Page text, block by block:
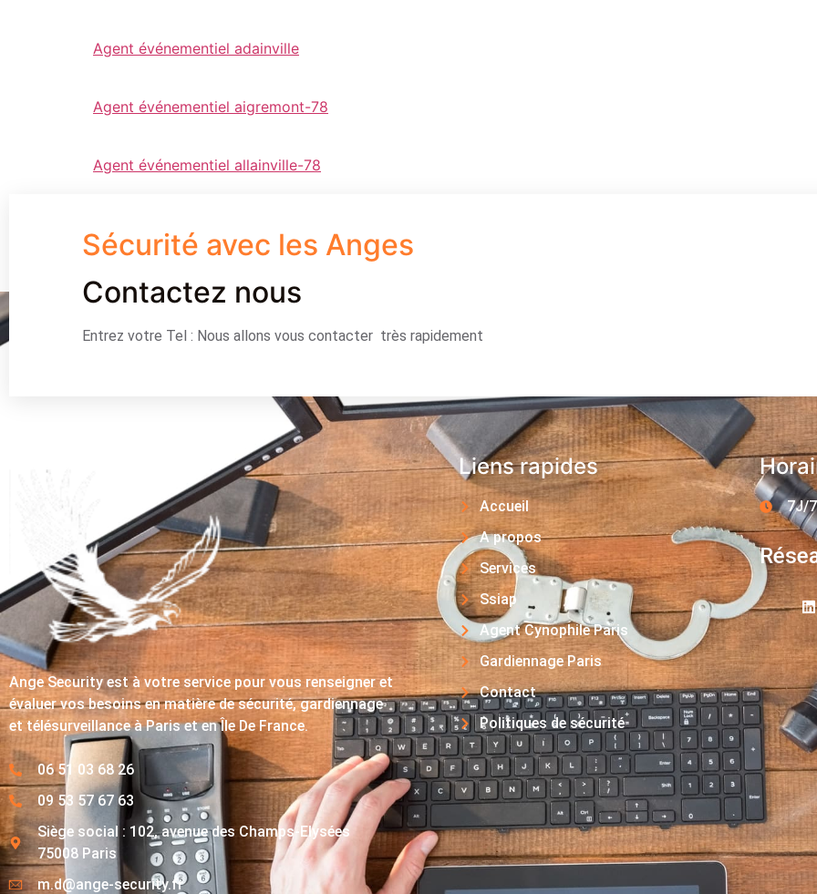
Agent événementiel adainville
Agent événementiel aigremont-78
Agent événementiel allainville-78
Sécurité avec les Anges
Contactez nous
Entrez votre Tel : Nous allons vous contacter très rapidement
Ange Security est à votre service pour vous renseigner et
évaluer vos besoins en matière de sécurité, gardiennage
et télésurveillance à Paris et en Île De France.
06 51 03 68 26
09 53 57 67 63
Siège social : 102, avenue des Champs-Elysées
75008 Paris
m.d@ange-security.fr
Liens rapides
Accueil
A propos
Services
Ssiap
Agent Cynophile Paris
Gardiennage Paris
Contact
Politiques de sécurité
7J/